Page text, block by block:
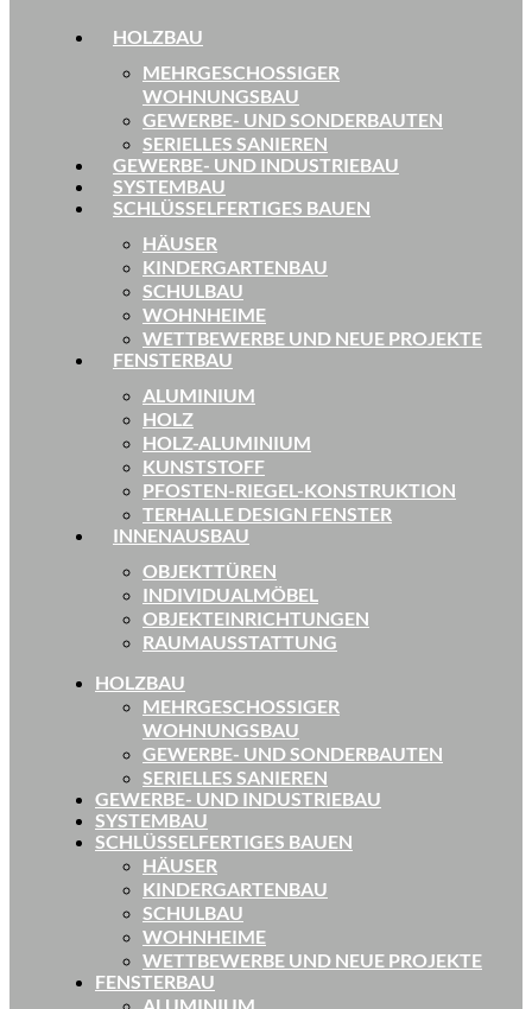
HOLZBAU
MEHRGESCHOSSIGER
WOHNUNGSBAU
GEWERBE- UND SONDERBAUTEN
SERIELLES SANIEREN
GEWERBE- UND INDUSTRIEBAU
SYSTEMBAU
SCHLÜSSELFERTIGES BAUEN
HÄUSER
KINDERGARTENBAU
SCHULBAU
WOHNHEIME
WETTBEWERBE UND NEUE PROJEKTE
FENSTERBAU
ALUMINIUM
HOLZ
HOLZ-ALUMINIUM
KUNSTSTOFF
PFOSTEN-RIEGEL-KONSTRUKTION
TERHALLE DESIGN FENSTER
INNENAUSBAU
OBJEKTTÜREN
INDIVIDUALMÖBEL
OBJEKTEINRICHTUNGEN
RAUMAUSSTATTUNG
HOLZBAU
MEHRGESCHOSSIGER
WOHNUNGSBAU
GEWERBE- UND SONDERBAUTEN
SERIELLES SANIEREN
GEWERBE- UND INDUSTRIEBAU
SYSTEMBAU
SCHLÜSSELFERTIGES BAUEN
HÄUSER
KINDERGARTENBAU
SCHULBAU
WOHNHEIME
WETTBEWERBE UND NEUE PROJEKTE
FENSTERBAU